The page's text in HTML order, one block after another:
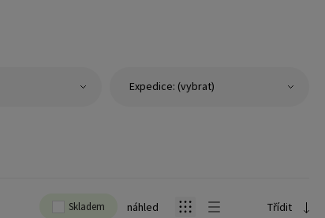
Expedice: (vybrat)
Skladem náhled Třídit